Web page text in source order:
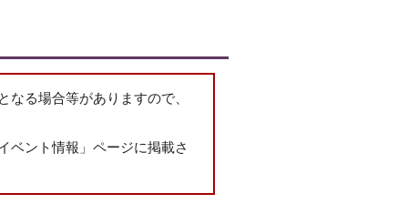
る場合等がありますので、
ベント情報」ページに掲載さ